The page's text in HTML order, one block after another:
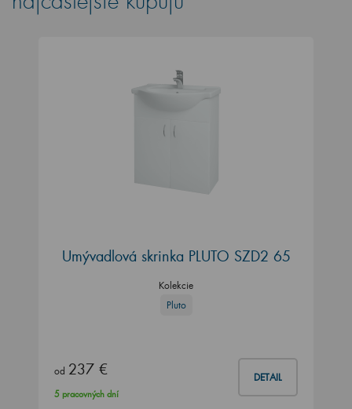
Umývadlová skrinka PLUTO SZD2 65
Kolekcie
Pluto
od 237 € DETAIL
5 pracovných dní